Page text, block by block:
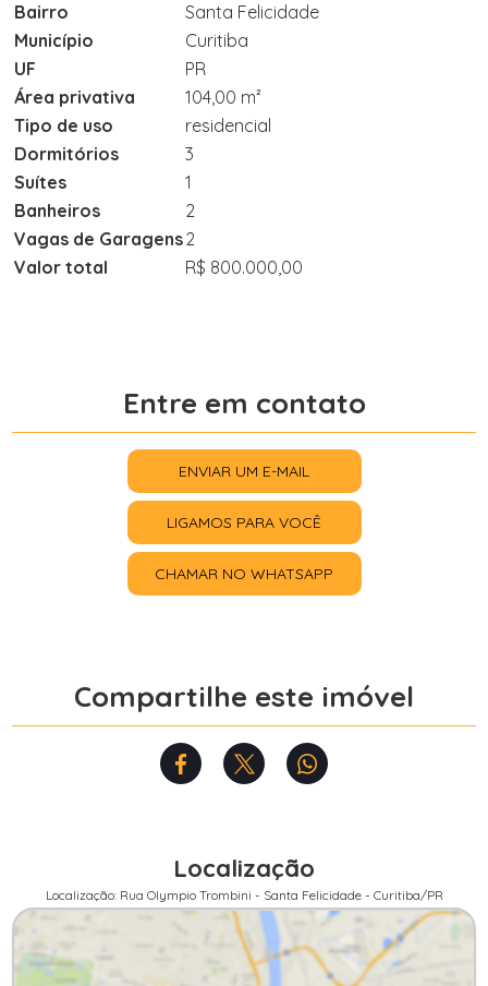
Bairro
Santa Felicidade
Município
Curitiba
UF
PR
Área privativa
104,00 m²
Tipo de uso
residencial
Dormitórios
3
Suítes
1
Banheiros
2
Vagas de Garagens2
Valor total
R$ 800.000,00
Entre em contato
ENVIAR UM E-MAIL
LIGAMOS PARA VOCÊ
CHAMAR NO WHATSAPP
Compartilhe este imóvel
Localização
Localização: Rua Olympio Trombini - Santa Felicidade - Curitiba/PR